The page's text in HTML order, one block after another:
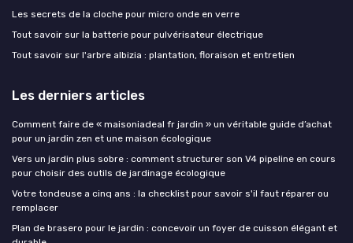
Les secrets de la cloche pour micro onde en verre
Tout savoir sur la batterie pour pulvérisateur électrique
Tout savoir sur l'arbre albizia : plantation, floraison et entretien
Les derniers articles
Comment faire de « maisoniadeal fr jardin » un véritable guide d’achat
pour un jardin zen et une maison écologique
Vers un jardin plus sobre : comment structurer son V4 pipeline en cours
pour choisir des outils de jardinage écologique
Votre tondeuse a cinq ans : la checklist pour savoir s'il faut réparer ou
remplacer
Plan de brasero pour le jardin : concevoir un foyer de cuisson élégant et